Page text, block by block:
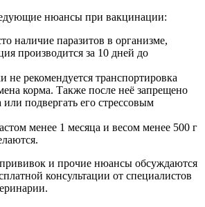
нюансы при вакцинации:
наличие паразитов в организме,
производится за 10 дней до
не рекомендуется транспортировка
корма. Также после неё запрещено
или подвергать его стрессовым
менее 1 месяца и весом менее 500 г
и прочие нюансы обсуждаются
консультации от специалистов